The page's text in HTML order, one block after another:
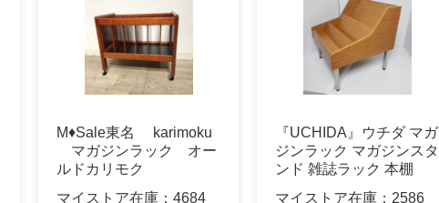
M♦Sale東名 karimoku
マガジンラック オー
ルドカリモク
マイストア在庫： 4684
『UCHIDA』ウチダ マガ
ジンラック マガジンスタ
ンド 雑誌ラック 本棚
マイストア在庫： 2586